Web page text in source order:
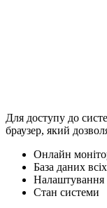
Для доступу до
браузер, який
Онлайн
База даних
Стан системи